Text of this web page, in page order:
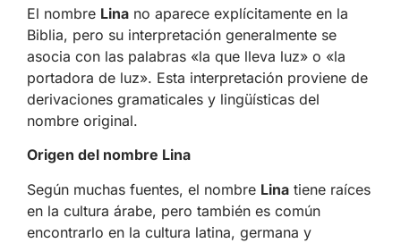
El nombre Lina no aparece explícitamente en la
Biblia, pero su interpretación generalmente se
asocia con las palabras «la que lleva luz» o «la
portadora de luz». Esta interpretación proviene de
derivaciones gramaticales y lingüísticas del
nombre original.
Origen del nombre Lina
Según muchas fuentes, el nombre Lina tiene raíces
en la cultura árabe, pero también es común
encontrarlo en la cultura latina, germana y